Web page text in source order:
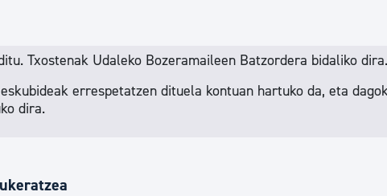
Txostenak Udaleko Bozeramaileen Batzordera bidaliko dira.
errespetatzen dituela kontuan hartuko da, eta
dira.